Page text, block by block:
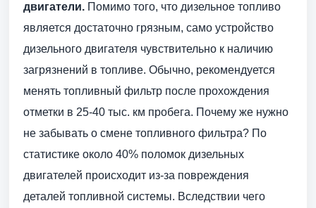
двигатели. Помимо того, что дизельное топливо
является достаточно грязным, само устройство
дизельного двигателя чувствительно к наличию
загрязнений в топливе. Обычно, рекомендуется
менять топливный фильтр после прохождения
отметки в 25-40 тыс. км пробега. Почему же нужно
не забывать о смене топливного фильтра? По
статистике около 40% поломок дизельных
двигателей происходит из-за повреждения
деталей топливной системы. Вследствии чего